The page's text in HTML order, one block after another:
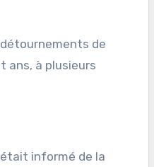
de
ans, à plusieurs
informé de la